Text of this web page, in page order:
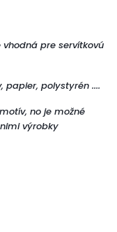
vhodná pre servítkovú
papier, polystyrén ....
no je možné
výrobky